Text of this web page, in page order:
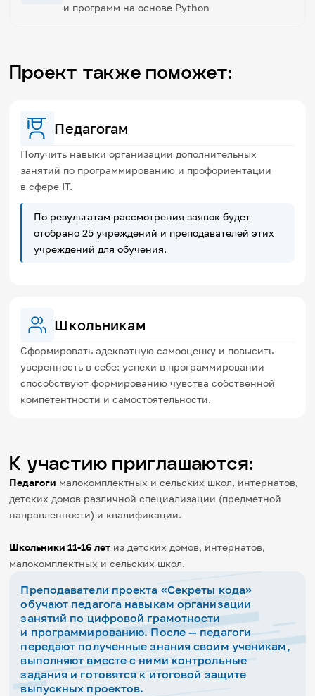
и программ на основе Python
Проект также поможет:
Педагогам
Получить навыки организации дополнительных
занятий по программированию и профориентации
в сфере IT.
По результатам рассмотрения заявок будет
отобрано 25 учреждений и преподавателей этих
учреждений для обучения.
Школьникам
Сформировать адекватную самооценку и повысить
уверенность в себе: успехи в программировании
способствуют формированию чувства собственной
компетентности и самостоятельности.
К участию приглашаются:
Педагоги малокомплектных и сельских школ, интернатов,
детских домов различной специализации (предметной
направленности) и квалификации.
Школьники 11-16 лет из детских домов, интернатов,
малокомплектных и сельских школ.
Преподаватели проекта «Секреты кода»
обучают педагога навыкам организации
занятий по цифровой грамотности
и программированию. После — педагоги
передают полученные знания своим ученикам,
выполняют вместе с ними контрольные
задания и готовятся к итоговой защите
выпускных проектов.